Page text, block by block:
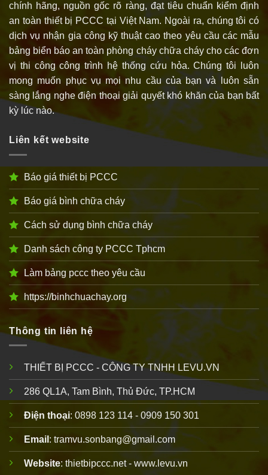
chính hãng, nguồn gốc rõ ràng, đạt tiêu chuẩn kiểm định
an toàn thiết bị PCCC tại Việt Nam. Ngoài ra, chúng tôi có
dịch vụ nhận gia công kỹ thuật cao theo yêu cầu các mẫu
bảng biển báo an toàn phòng cháy chữa cháy cho các đơn
vị thi công công trình hệ thống cứu hỏa. Chúng tôi luôn
mong muốn phục vụ mọi nhu cầu của bạn và luôn sẵn
sàng lắng nghe điện thoại giải quyết khó khăn của bạn bất
kỳ lúc nào.
Liên kết website
Báo giá thiết bị PCCC
Báo giá bình chữa cháy
Cách sử dụng bình chữa cháy
Danh sách công ty PCCC Tphcm
Làm bảng pccc theo yêu cầu
https://binhchuachay.org
Thông tin liên hệ
THIẾT BỊ PCCC - CÔNG TY TNHH LEVU.VN
286 QL1A, Tam Bình, Thủ Đức, TP.HCM
Điện thoại: 0898 123 114 - 0909 150 301
Email : tramvu.sonbang@gmail.com
Website: thietbipccc.net - www.levu.vn